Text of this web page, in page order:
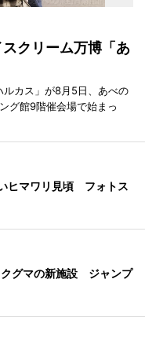
クリーム万博「あ
カス」が8月5日、あべの
グ館9階催会場で始まっ
ヒマワリ見頃 フォトス
クグマの新施設 ジャンプ